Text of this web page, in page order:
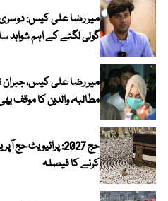
میر رضا علی کیس: دوسری
گولی لگنے کے اہم شواہد
میر رضا علی کیس، جبران
مطالبہ، والدین کا موقف
حج 2027: پرائیویٹ
کرنے کا فیصلہ